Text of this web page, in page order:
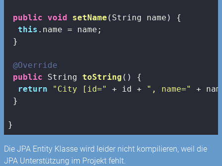
public void setName (String name)
{
this .name = name;
}
@Override
public String toString ()
{
return
"City [id=" + id + ", name="
+
}
}
Die JPA Entity Klasse wird leider nicht kompilieren, weil die
JPA Unterstützung im Projekt fehlt.